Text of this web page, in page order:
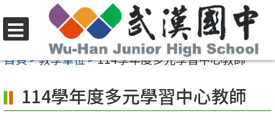
至
內
容
選
單
首頁>教學單位>114學年度多元學習中心教師
114學年度多元學習中心教師